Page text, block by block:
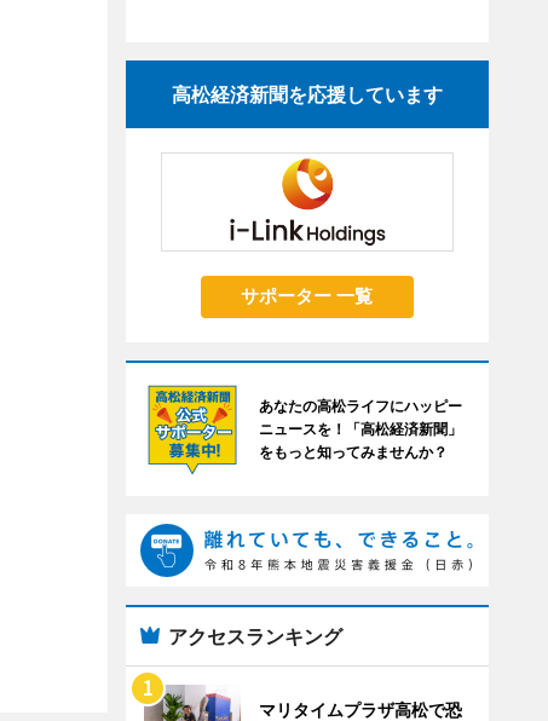
高松経済新聞を応援しています
サポーター 一覧
あなたの高松ライフにハッピー
ニュースを！「高松経済新聞」
をもっと知ってみませんか？
アクセスランキング
マリタイムプラザ高松で恐